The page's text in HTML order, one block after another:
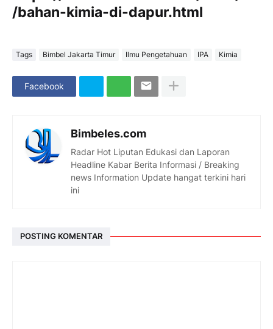
/bahan-kimia-di-dapur.html
Tags Bimbel Jakarta Timur Ilmu Pengetahuan IPA Kimia
Facebook
Bimbeles.com
Radar Hot Liputan Edukasi dan Laporan
Headline Kabar Berita Informasi / Breaking
news Information Update hangat terkini hari
ini
POSTING KOMENTAR